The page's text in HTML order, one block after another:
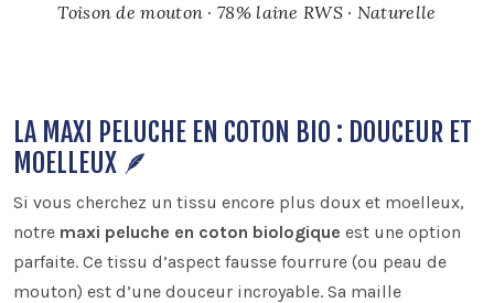
Toison de mouton · 78% laine RWS · Naturelle
LA MAXI PELUCHE EN COTON BIO : DOUCEUR ET
MOELLEUX 🪶
Si vous cherchez un tissu encore plus doux et moelleux,
notre maxi peluche en coton biologique est une option
parfaite. Ce tissu d’aspect fausse fourrure (ou peau de
mouton) est d’une douceur incroyable. Sa maille